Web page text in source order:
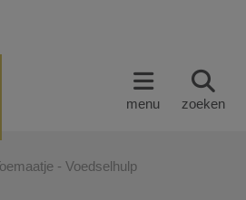
menu zoeken
- Voedselhulp